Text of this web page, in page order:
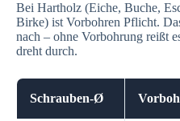
Bei Hartholz (Eiche, Buche,
Birke) ist Vorbohren Pflicht.
nach – ohne Vorbohrung reißt
dreht durch.
Schrauben-Ø